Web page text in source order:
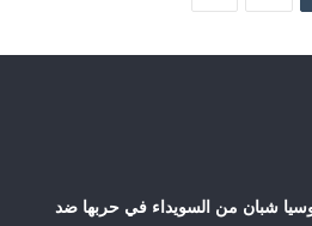
شبان من السويداء في حربها ضد